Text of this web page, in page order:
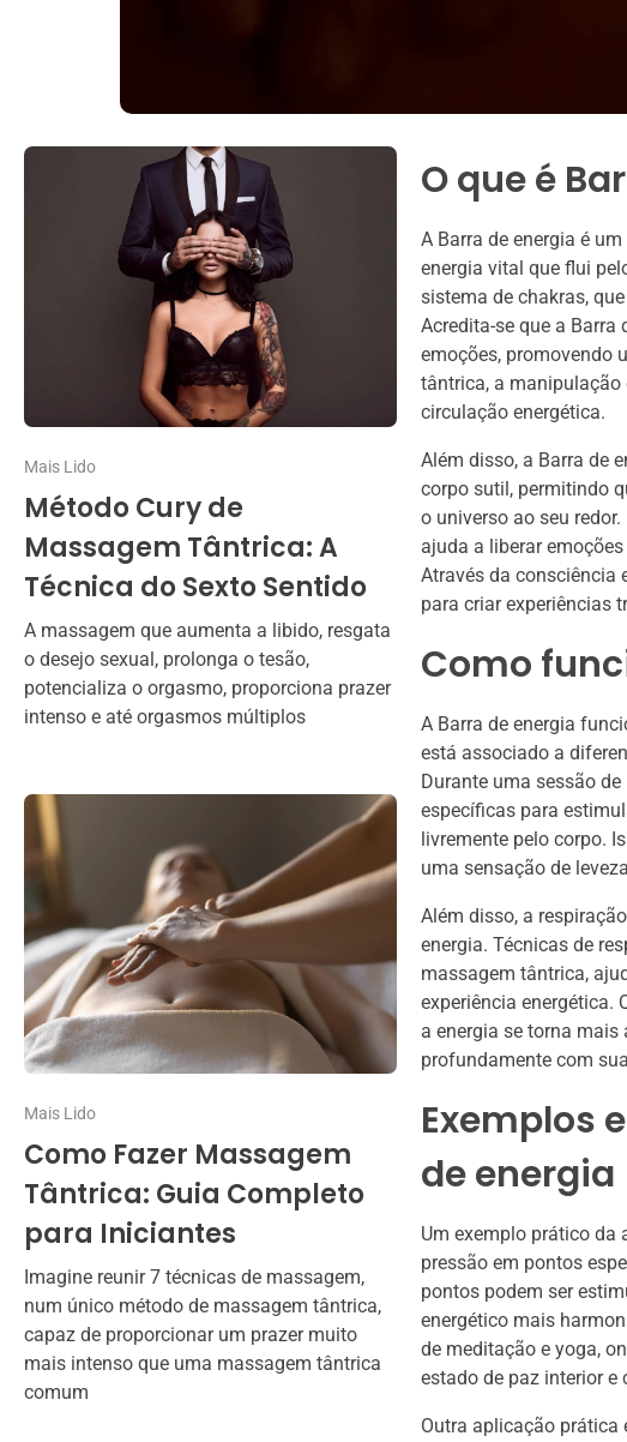
Mais Lido
Método Cury de
Massagem Tântrica: A
Técnica do Sexto Sentido
A massagem que aumenta a libido, resgata
o desejo sexual, prolonga o tesão,
potencializa o orgasmo, proporciona prazer
intenso e até orgasmos múltiplos
Mais Lido
Como Fazer Massagem
Tântrica: Guia Completo
para Iniciantes
Imagine reunir 7 técnicas de massagem,
num único método de massagem tântrica,
capaz de proporcionar um prazer muito
mais intenso que uma massagem tântrica
comum
O que é
A Barra de energia é
energia vital que flui
sistema de chakras,
Acredita-se que a
emoções, promovendo
tântrica, a manipulação
circulação energética.
Além disso, a Barra de
corpo sutil, permitindo
o universo ao seu
ajuda a liberar
Através da consciência
para criar experiências
Como
A Barra de energia
está associado a
Durante uma sessão
específicas para
livremente pelo corpo.
uma sensação de
Além disso, a
energia. Técnicas de
massagem tântrica,
experiência energética.
a energia se torna
profundamente com
Exemplos
de energia
Um exemplo prático da
pressão em pontos
pontos podem ser
energético mais
de meditação e yoga,
estado de paz interior e
Outra aplicação prática